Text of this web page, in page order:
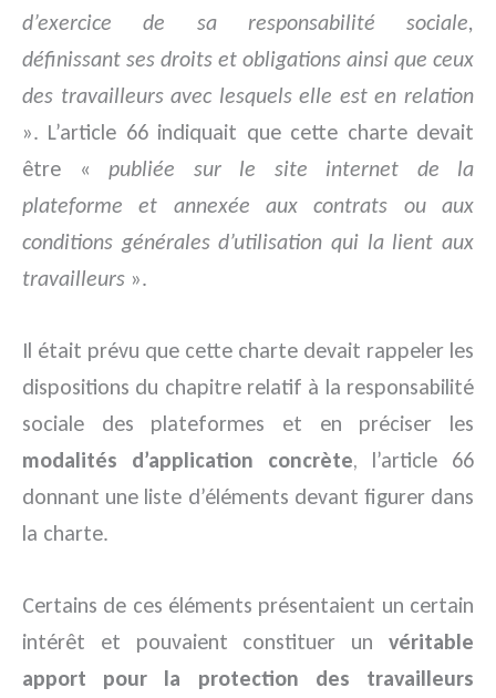
d’exercice de sa responsabilité sociale,
définissant ses droits et obligations ainsi que ceux
des travailleurs avec lesquels elle est en relation
». L’article 66 indiquait que cette charte devait
être « publiée sur le site internet de la
plateforme et annexée aux contrats ou aux
conditions générales d’utilisation qui la lient aux
travailleurs ».
Il était prévu que cette charte devait rappeler les
dispositions du chapitre relatif à la responsabilité
sociale des plateformes et en préciser les
modalités d’application concrète, l’article 66
donnant une liste d’éléments devant figurer dans
la charte.
Certains de ces éléments présentaient un certain
intérêt et pouvaient constituer un véritable
apport pour la protection des travailleurs